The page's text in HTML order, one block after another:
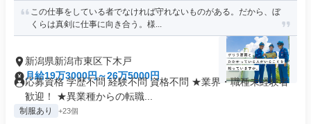
この仕事をしている者でなければ守れないものがある。だから、ぼ
くらは真剣に仕事に向き合う。様...
新潟県新潟市東区下木戸
月給19万3000円～26万5000円
応募資格 学歴不問 経験不問 資格不問 ★業界・職種未経験者
歓迎！ ★異業種からの転職...
制服あり +23個